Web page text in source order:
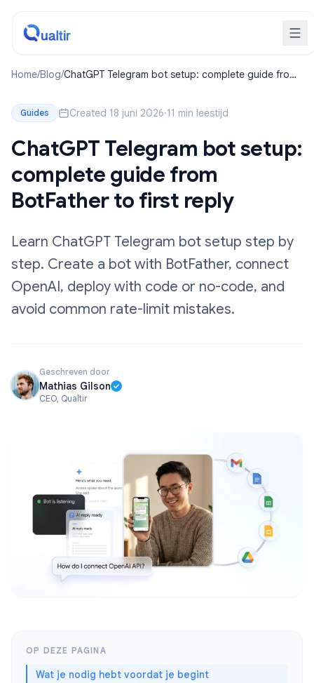
Home/Blog/ChatGPT Telegram bot setup: complete guide from
Guides Created 18 juni 2026·11 min leestijd
ChatGPT Telegram bot setup:
complete guide from
BotFather to first reply
Learn ChatGPT Telegram bot setup step by
step. Create a bot with BotFather, connect
OpenAI, deploy with code or no-code, and
avoid common rate-limit mistakes.
Geschreven door
Mathias Gilson
CEO, Qualtir
OP DEZE PAGINA
Wat je nodig hebt voordat je begint